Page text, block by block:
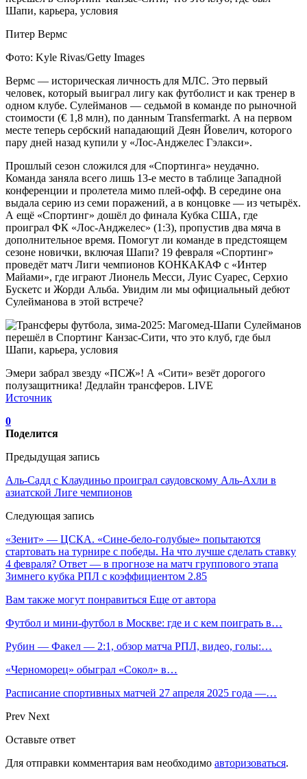
Питер Вермс
Фото: Kyle Rivas/Getty Images
Вермс — историческая личность для МЛС. Это первый
человек, который выиграл лигу как футболист и как тренер в
одном клубе. Сулейманов — седьмой в команде по рыночной
стоимости (€ 1,8 млн), по данным Transfermarkt. А на первом
месте теперь сербский нападающий Деян Йовелич, которого
пару дней назад купили у «Лос-Анджелес Гэлакси».
Прошлый сезон сложился для «Спортинга» неудачно.
Команда заняла всего лишь 13-е место в таблице Западной
конференции и пролетела мимо плей-офф. В середине она
выдала серию из семи поражений, а в концовке — из четырёх.
А ещё «Спортинг» дошёл до финала Кубка США, где
проиграл ФК «Лос-Анджелес» (1:3), пропустив два мяча в
дополнительное время. Помогут ли команде в предстоящем
сезоне новички, включая Шапи? 19 февраля «Спортинг»
проведёт матч Лиги чемпионов КОНКАКАФ с «Интер
Майами», где играют Лионель Месси, Луис Суарес, Серхио
Бускетс и Жорди Альба. Увидим ли мы официальный дебют
Сулейманова в этой встрече?
Эмери забрал звезду «ПСЖ»! А «Сити» везёт дорогого
полузащитника! Дедлайн трансферов. LIVE
Источник
0
Поделится
Предыдущая запись
Аль-Садд с Клаудиньо проиграл саудовскому Аль-Ахли в
азиатской Лиге чемпионов
Следующая запись
«Зенит» — ЦСКА. «Сине-бело-голубые» попытаются
стартовать на турнире с победы. На что лучше сделать ставку
4 февраля? Ответ — в прогнозе на матч группового этапа
Зимнего кубка РПЛ с коэффициентом 2.85
Вам также могут понравиться Еще от автора
Футбол и мини-футбол в Москве: где и с кем поиграть в…
Рубин — Факел — 2:1, обзор матча РПЛ, видео, голы:…
«Черноморец» обыграл «Сокол» в…
Расписание спортивных матчей 27 апреля 2025 года —…
Prev Next
Оставьте ответ
Для отправки комментария вам необходимо авторизоваться.